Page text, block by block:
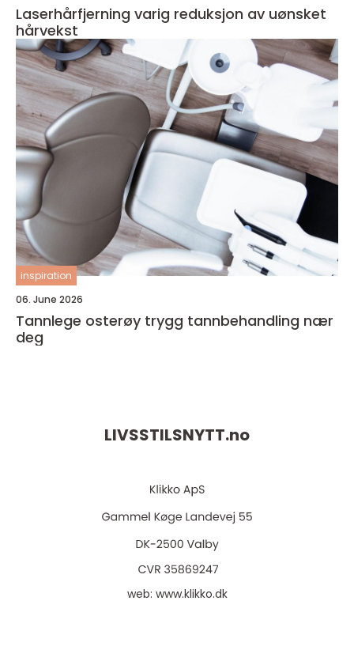
Laserhårfjerning varig reduksjon av uønsket
hårvekst
inspiration
06. June 2026
Tannlege osterøy trygg tannbehandling nær
deg
LIVSSTILSNYTT.no
web: www.klikko.dk